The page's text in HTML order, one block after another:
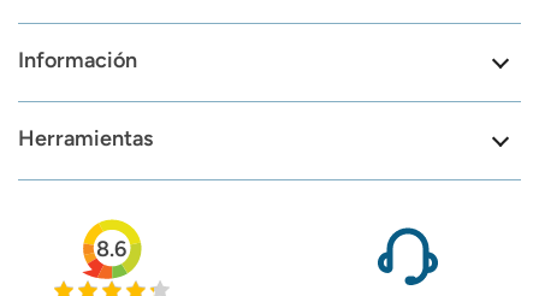
Información
Herramientas
8.6